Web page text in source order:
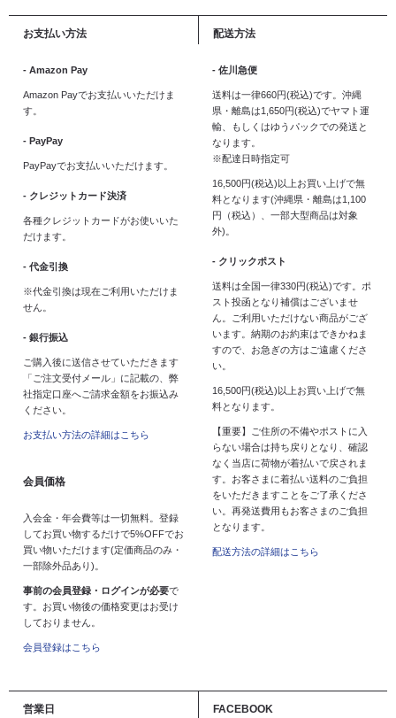
お支払い方法
- Amazon Pay
Amazon Payでお支払いいただけま
す。
- PayPay
PayPayでお支払いいただけます。
- クレジットカード決済
各種クレジットカードがお使いいた
だけます。
- 代金引換
※代金引換は現在ご利用いただけま
せん。
- 銀行振込
ご購入後に送信させていただきます
「ご注文受付メール」に記載の、弊
社指定口座へご請求金額をお振込み
ください。
お支払い方法の詳細はこちら
会員価格
入会金・年会費等は一切無料。登録
してお買い物するだけで5%OFFでお
買い物いただけます(定価商品のみ・
一部除外品あり)。
事前の会員登録・ログインが必要で
す。お買い物後の価格変更はお受け
しておりません。
会員登録はこちら
配送方法
- 佐川急便
送料は一律660円(税込)です。沖縄
県・離島は1,650円(税込)でヤマト運
輸、もしくはゆうパックでの発送と
なります。
※配達日時指定可
16,500円(税込)以上お買い上げで無
料となります(沖縄県・離島は1,100
円（税込）、一部大型商品は対象
外)。
- クリックポスト
送料は全国一律330円(税込)です。ポ
スト投函となり補償はございませ
ん。ご利用いただけない商品がござ
います。納期のお約束はできかねま
すので、お急ぎの方はご遠慮くださ
い。
16,500円(税込)以上お買い上げで無
料となります。
【重要】ご住所の不備やポストに入
らない場合は持ち戻りとなり、確認
なく当店に荷物が着払いで戻されま
す。お客さまに着払い送料のご負担
をいただきますことをご了承くださ
い。再発送費用もお客さまのご負担
となります。
配送方法の詳細はこちら
営業日 FACEBOOK